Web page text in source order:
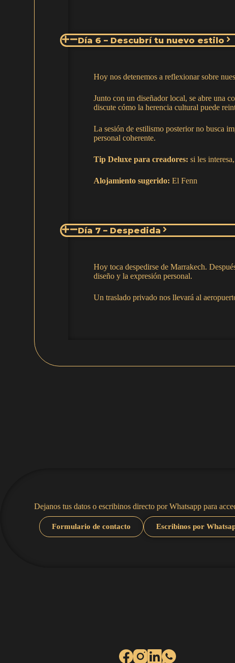
Día 6 – Descubrí tu nuevo estilo
Hoy nos detenemos a reflexionar sobre
Junto con un diseñador local, se abre una
discute cómo la herencia cultural puede
La sesión de estilismo posterior no busca
personal coherente.
Tip Deluxe para creadores: si les
Alojamiento sugerido: El Fenn
Día 7 – Despedida
Hoy toca despedirse de Marrakech.
diseño y la expresión personal.
Un traslado privado nos llevará al
Dejanos tus datos o escribinos directo por Whatsapp para
Formulario de contacto Escribinos por